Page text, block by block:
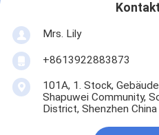
Mrs. Lily
+8613922883873
101A, 1. Stock,
Shapuwei Community,
District, Shenzhen